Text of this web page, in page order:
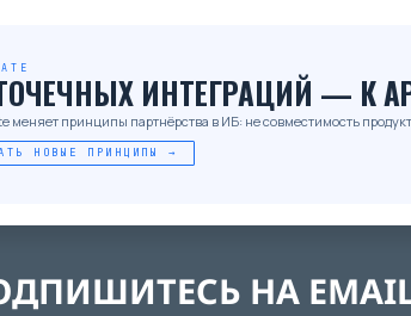
ИНТЕГРАЦИЙ — К
меняет принципы партнёрства в ИБ: не совместимость
НОВЫЕ ПРИНЦИПЫ →
НА